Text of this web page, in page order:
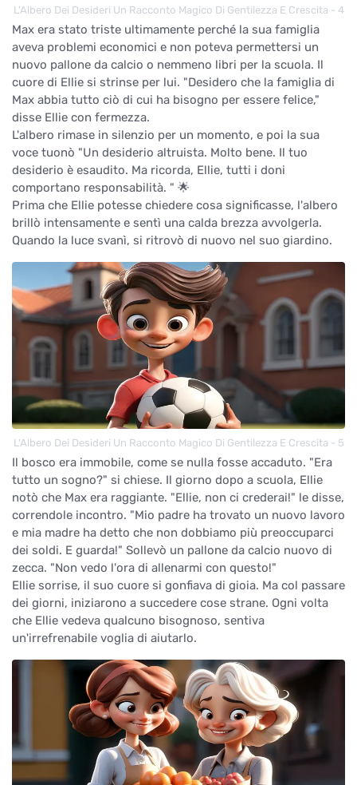
L'Albero Dei Desideri Un Racconto Magico Di Gentilezza E Crescita - 4
Max era stato triste ultimamente perché la sua famiglia
aveva problemi economici e non poteva permettersi un
nuovo pallone da calcio o nemmeno libri per la scuola. Il
cuore di Ellie si strinse per lui. "Desidero che la famiglia di
Max abbia tutto ciò di cui ha bisogno per essere felice,"
disse Ellie con fermezza.
L'albero rimase in silenzio per un momento, e poi la sua
voce tuonò "Un desiderio altruista. Molto bene. Il tuo
desiderio è esaudito. Ma ricorda, Ellie, tutti i doni
comportano responsabilità. " 🌟
Prima che Ellie potesse chiedere cosa significasse, l'albero
brillò intensamente e sentì una calda brezza avvolgerla.
Quando la luce svanì, si ritrovò di nuovo nel suo giardino.
L'Albero Dei Desideri Un Racconto Magico Di Gentilezza E Crescita - 5
Il bosco era immobile, come se nulla fosse accaduto. "Era
tutto un sogno?" si chiese. Il giorno dopo a scuola, Ellie
notò che Max era raggiante. "Ellie, non ci crederai!" le disse,
correndole incontro. "Mio padre ha trovato un nuovo lavoro
e mia madre ha detto che non dobbiamo più preoccuparci
dei soldi. E guarda!" Sollevò un pallone da calcio nuovo di
zecca. "Non vedo l'ora di allenarmi con questo!"
Ellie sorrise, il suo cuore si gonfiava di gioia. Ma col passare
dei giorni, iniziarono a succedere cose strane. Ogni volta
che Ellie vedeva qualcuno bisognoso, sentiva
un'irrefrenabile voglia di aiutarlo.